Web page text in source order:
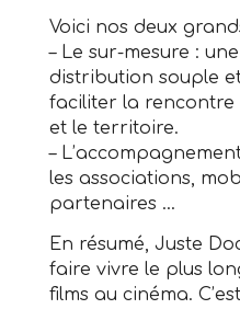
Voici nos deux
– Le sur-mesure :
distribution souple
faciliter la rencontre
et le territoire.
–
les associations,
partenaires …
En résumé, Juste
faire vivre le plus
films au cinéma.